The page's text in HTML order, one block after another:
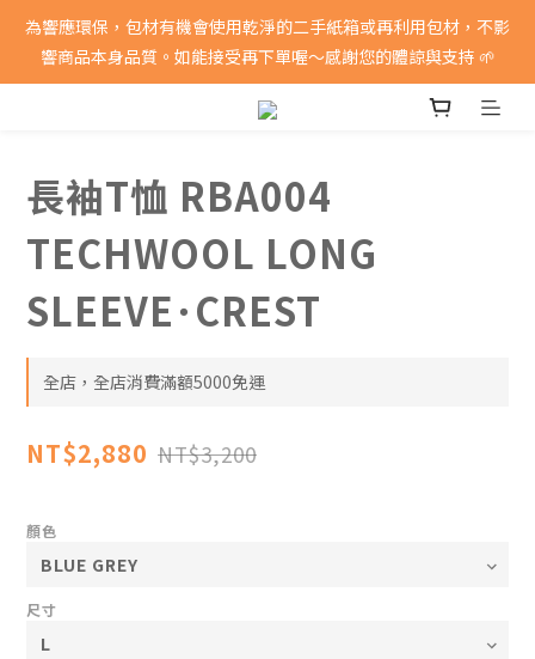
消費滿5000即享免運費
為響應環保，包材有機會使用乾淨的二手紙箱或再利用包材，不影
響商品本身品質。如能接受再下單喔～感謝您的體諒與支持 🌱
消費滿5000即享免運費
長袖T恤 RBA004
TECHWOOL LONG
SLEEVE･CREST
全店，全店消費滿額5000免運
NT$2,880 NT$3,200
顏色
尺寸